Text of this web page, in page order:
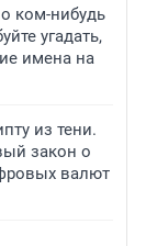
ком-нибудь
угадать,
имена на
из тени.
закон о
валют